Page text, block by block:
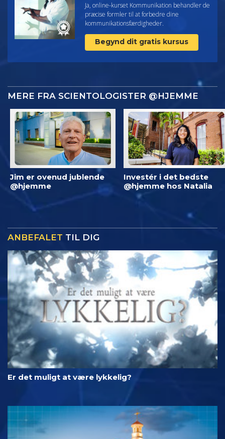
Ja, online-kurset Kommunikation behandler de
præcise formler til at forbedre dine
kommunikationsfærdigheder.
Begynd dit gratis kursus
MERE FRA SCIENTOLOGISTER @HJEMME
Jim er ovenud jublende
@hjemme
Investér i det bedste
@hjemme hos Natalia
ANBEFALET TIL DIG
Er det muligt at være lykkelig?